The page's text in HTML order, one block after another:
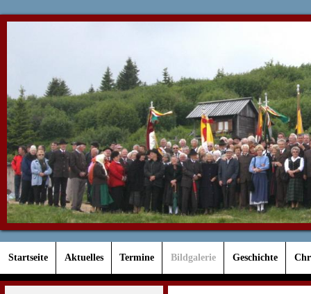
Startseite Aktuelles Termine Bildgalerie Geschichte